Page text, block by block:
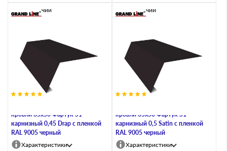
кровли 65х50 Фартук S1
карнизный 0,45 Drap с пленкой
RAL 9005 черный
В наличии
Характеристики
кровли 65х50 Фартук S1
карнизный 0,5 Satin с пленкой
RAL 9005 черный
В наличии
Характеристики